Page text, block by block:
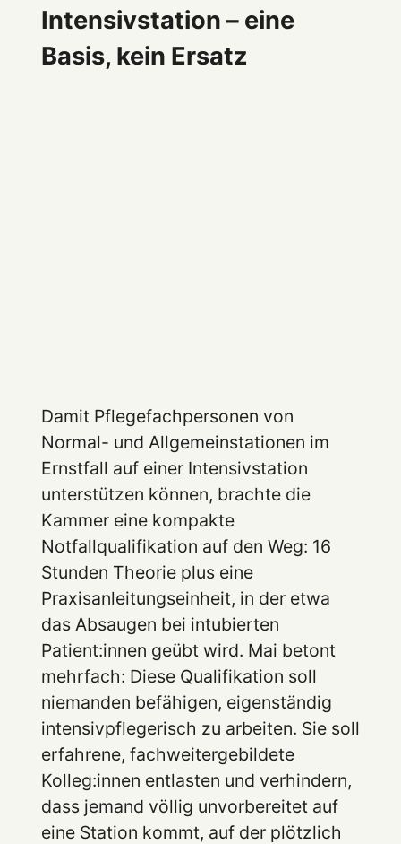
Intensivstation – eine
Basis, kein Ersatz
Damit Pflegefachpersonen von
Normal- und Allgemeinstationen im
Ernstfall auf einer Intensivstation
unterstützen können, brachte die
Kammer eine kompakte
Notfallqualifikation auf den Weg: 16
Stunden Theorie plus eine
Praxisanleitungseinheit, in der etwa
das Absaugen bei intubierten
Patient:innen geübt wird. Mai betont
mehrfach: Diese Qualifikation soll
niemanden befähigen, eigenständig
intensivpflegerisch zu arbeiten. Sie soll
erfahrene, fachweitergebildete
Kolleg:innen entlasten und verhindern,
dass jemand völlig unvorbereitet auf
eine Station kommt, auf der plötzlich